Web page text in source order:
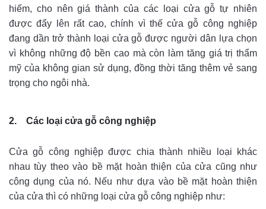
hiếm, cho nên giá thành của các loại cửa gỗ tự nhiên
được đẩy lên rất cao, chính vì thế cửa gỗ công nghiệp
đang dần trở thành loại cửa gỗ được người dân lựa chọn
vì không những độ bền cao mà còn làm tăng giá trị thẩm
mỹ của không gian sử dụng, đồng thời tăng thêm vẻ sang
trọng cho ngôi nhà.
2. Các loại cửa gỗ công nghiệp
Cửa gỗ công nghiệp được chia thành nhiều loại khác
nhau tùy theo vào bề mặt hoàn thiện của cửa cũng như
công dụng của nó. Nếu như dựa vào bề mặt hoàn thiện
của cửa thì có những loại cửa gỗ công nghiệp như: